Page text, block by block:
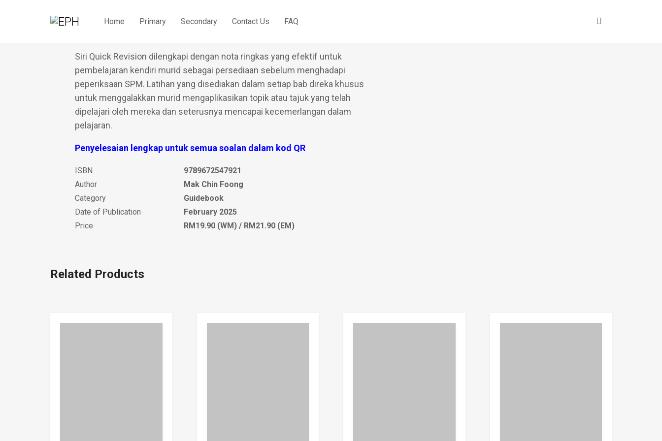
Home Primary Secondary Contact Us FAQ
Quick Revision Matematik SPM
Siri Quick Revision dilengkapi dengan nota ringkas yang efektif untuk
pembelajaran kendiri murid sebagai persediaan sebelum menghadapi
peperiksaan SPM. Latihan yang disediakan dalam setiap bab direka khusus
untuk menggalakkan murid mengaplikasikan topik atau tajuk yang telah
dipelajari oleh mereka dan seterusnya mencapai kecemerlangan dalam
pelajaran.
Penyelesaian lengkap untuk semua soalan dalam kod QR
ISBN
9789672547921
Author
Mak Chin Foong
Category
Guidebook
Date of Publication
February 2025
Price
RM19.90 (WM) / RM21.90 (EM)
Related Products